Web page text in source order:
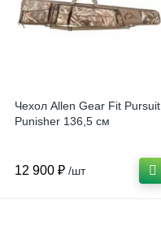
Чехол Allen Gear Fit Pursuit
Punisher 136,5 см
12 900 ₽ /шт